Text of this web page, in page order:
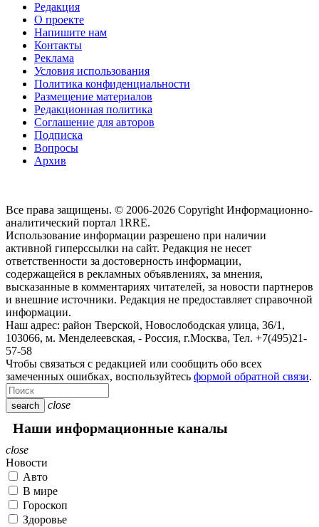
Редакция
О проекте
Напишите нам
Контакты
Реклама
Условия использования
Политика конфиденциальности
Размещение материалов
Редакционная политика
Соглашение для авторов
Подписка
Вопросы
Архив
Все права защищены. © 2006-2026 CopyrightИнформационно-
аналитический портал 1RRE.
Использование информации разрешено при наличии
активной гиперссылки на сайт. Редакция не несет
ответственности за достоверность информации,
содержащейся в рекламных объявлениях, за мнения,
высказанные в комментариях читателей, за новости партнеров
и внешние источники. Редакция не предоставляет справочной
информации.
Наш адрес: район Тверской, Новослободская улица, 36/1,
103066, м. Менделеевская, - Россия, г.Москва, Тел. +7(495)21-
57-58
Чтобы связаться с редакцией или сообщить обо всех
замеченных ошибках, воспользуйтесь формой обратной связи.
search close
Наши информационные каналы
close
Новости
Авто
В мире
Гороскоп
Здоровье